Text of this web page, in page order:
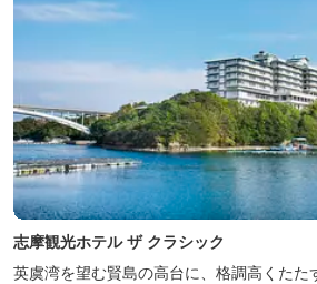
志摩観光ホテル ザ クラシック
英虞湾を望む賢島の高台に、格調高くたた